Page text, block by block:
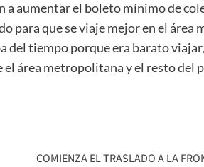
aumentar el boleto mínimo de
para que se viaje mejor en el área
del tiempo porque era barato
área metropolitana y el resto del
COMIENZA EL TRASLADO A LA